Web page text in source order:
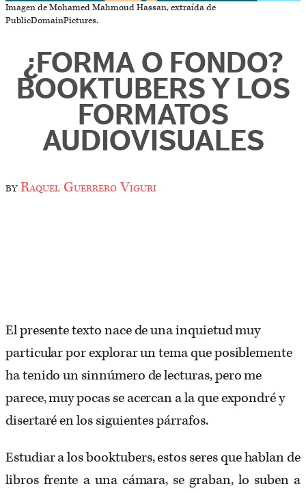
Imagen de Mohamed Mahmoud Hassan, extraída de
PublicDomainPictures.
¿FORMA O FONDO?
BOOKTUBERS Y LOS
FORMATOS
AUDIOVISUALES
byRaquel Guerrero Viguri
El presente texto nace de una inquietud muy
particular por explorar un tema que posiblemente
ha tenido un sinnúmero de lecturas, pero me
parece, muy pocas se acercan a la que expondré y
disertaré en los siguientes párrafos.
Estudiar a los booktubers, estos seres que hablan de
libros frente a una cámara, se graban, lo suben a